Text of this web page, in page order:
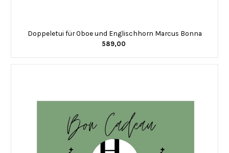
Doppeletui für Oboe und Englischhorn Marcus Bonna
589,00